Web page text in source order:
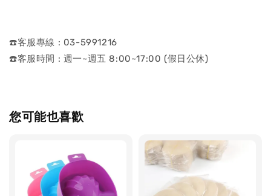
☎️客服專線 : 03-5991216
☎️客服時間 : 週一~週五 8:00~17:00 (假日公休)
您可能也喜歡